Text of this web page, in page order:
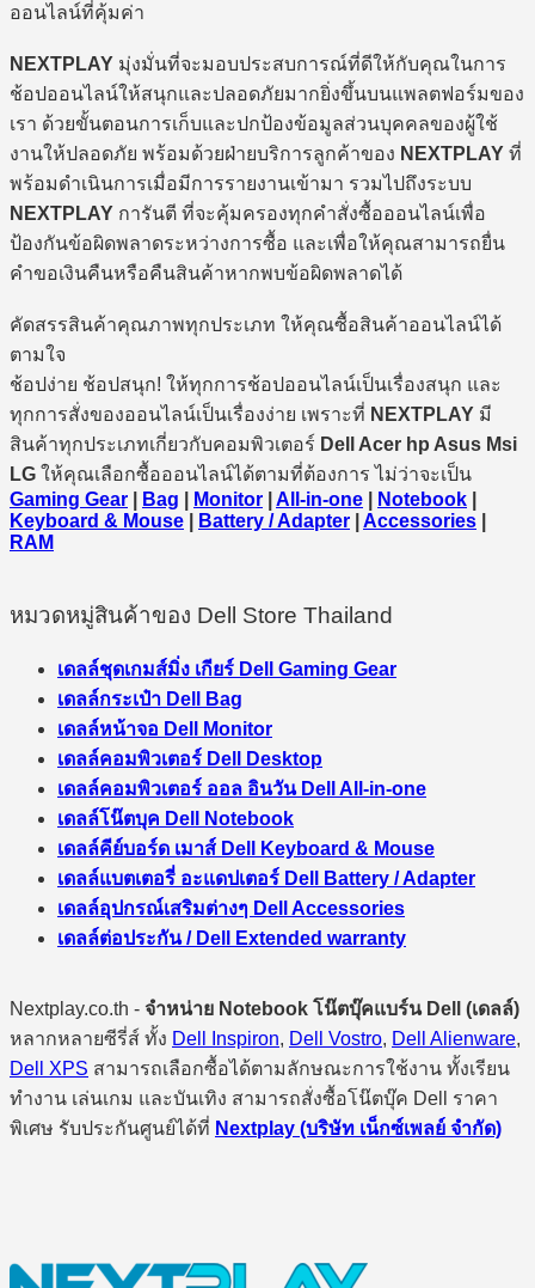
ออนไลน์ที่คุ้มค่า
NEXTPLAY มุ่งมั่นที่จะมอบประสบการณ์ที่ดีให้กับคุณในการ
ช้อปออนไลน์ให้สนุกและปลอดภัยมากยิ่งขึ้นบนแพลตฟอร์มของ
เรา ด้วยขั้นตอนการเก็บและปกป้องข้อมูลส่วนบุคคลของผู้ใช้
งานให้ปลอดภัย พร้อมด้วยฝ่ายบริการลูกค้าของ NEXTPLAY ที่
พร้อมดำเนินการเมื่อมีการรายงานเข้ามา รวมไปถึงระบบ
NEXTPLAY การันตี ที่จะคุ้มครองทุกคำสั่งซื้อออนไลน์เพื่อ
ป้องกันข้อผิดพลาดระหว่างการซื้อ และเพื่อให้คุณสามารถยื่น
คำขอเงินคืนหรือคืนสินค้าหากพบข้อผิดพลาดได้
คัดสรรสินค้าคุณภาพทุกประเภท ให้คุณซื้อสินค้าออนไลน์ได้
ตามใจ
ช้อปง่าย ช้อปสนุก! ให้ทุกการช้อปออนไลน์เป็นเรื่องสนุก และ
ทุกการสั่งของออนไลน์เป็นเรื่องง่าย เพราะที่ NEXTPLAY มี
สินค้าทุกประเภทเกี่ยวกับคอมพิวเตอร์ Dell Acer hp Asus Msi
LG ให้คุณเลือกซื้อออนไลน์ได้ตามที่ต้องการ ไม่ว่าจะเป็น
Gaming Gear
Bag Monitor All-in-one Notebook
Keyboard & Mouse
Battery / Adapter Accessories
RAM
หมวดหมู่สินค้าของ Dell Store Thailand
เดลล์ชุดเกมส์มิ่ง เกียร์ Dell Gaming Gear
เดลล์กระเป๋า Dell Bag
เดลล์หน้าจอ Dell Monitor
เดลล์คอมพิวเตอร์ Dell Desktop
เดลล์คอมพิวเตอร์ ออล อินวัน Dell All-in-one
เดลล์โน๊ตบุค Dell Notebook
เดลล์คีย์บอร์ด เมาส์ Dell Keyboard & Mouse
เดลล์แบตเตอรี่ อะแดปเตอร์ Dell Battery / Adapter
เดลล์อุปกรณ์เสริมต่างๆ Dell Accessories
เดลล์ต่อประกัน / Dell Extended warranty
Nextplay.co.th - จำหน่าย Notebook โน๊ตบุ๊คแบร์น Dell (เดลล์)
หลากหลายซีรี่ส์ ทั้ง Dell Inspiron, Dell Vostro, Dell Alienware,
Dell XPS สามารถเลือกซื้อได้ตามลักษณะการใช้งาน ทั้งเรียน
ทำงาน เล่นเกม และบันเทิง สามารถสั่งซื้อโน๊ตบุ๊ค Dell ราคา
พิเศษ รับประกันศูนย์ได้ที่ Nextplay (บริษัท เน็กซ์เพลย์ จำกัด)